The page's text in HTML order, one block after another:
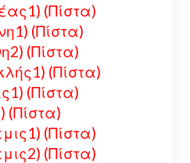
(Πίστα)
(Πίστα)
(Πίστα)
(Πίστα)
(Πίστα)
(Πίστα)
(Πίστα)
(Πίστα)